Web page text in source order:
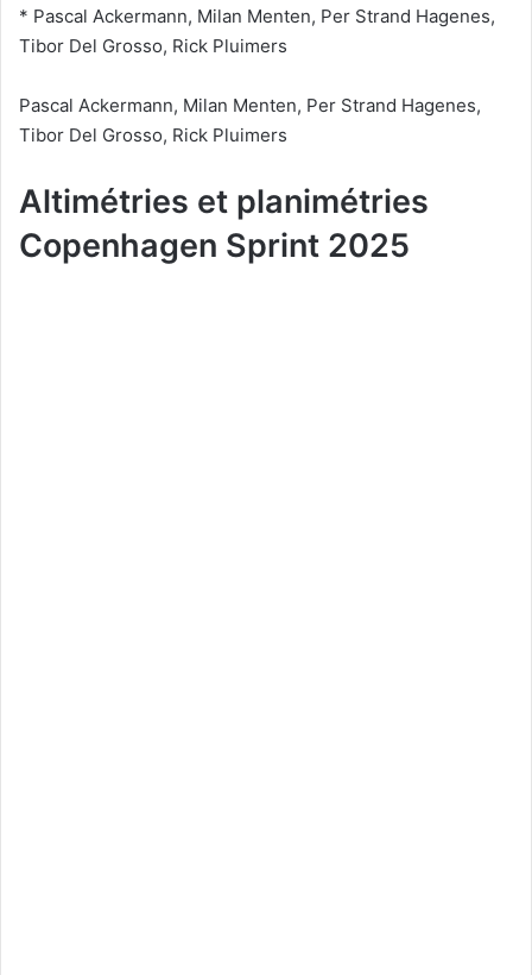
* Pascal Ackermann, Milan Menten, Per Strand Hagenes,
Tibor Del Grosso, Rick Pluimers
Pascal Ackermann, Milan Menten, Per Strand Hagenes,
Tibor Del Grosso, Rick Pluimers
Altimétries et planimétries
Copenhagen Sprint 2025